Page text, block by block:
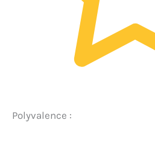
Polyvalence :